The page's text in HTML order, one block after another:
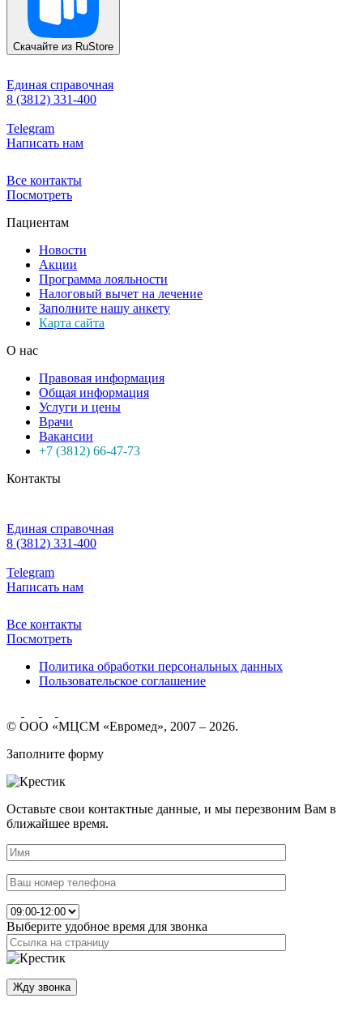
Скачайте из RuStore
Единая справочная
8 (3812) 331-400
Telegram
Написать нам
Все контакты
Посмотреть
Пациентам
Новости
Акции
Программа лояльности
Налоговый вычет на лечение
Заполните нашу анкету
Карта сайта
О нас
Правовая информация
Общая информация
Услуги и цены
Врачи
Вакансии
+7 (3812) 66-47-73
Контакты
Единая справочная
8 (3812) 331-400
Telegram
Написать нам
Все контакты
Посмотреть
Политика обработки персональных данных
Пользовательское соглашение
© ООО «МЦСМ «Евромед», 2007 – 2026.
Заполните форму
Оставьте свои контактные данные, и мы перезвоним Вам в
ближайшее время.
Выберите удобное время для звонка